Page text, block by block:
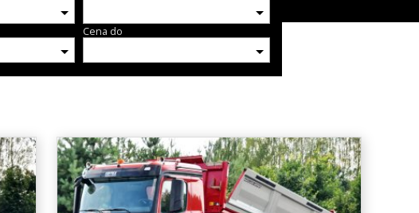
Cena do